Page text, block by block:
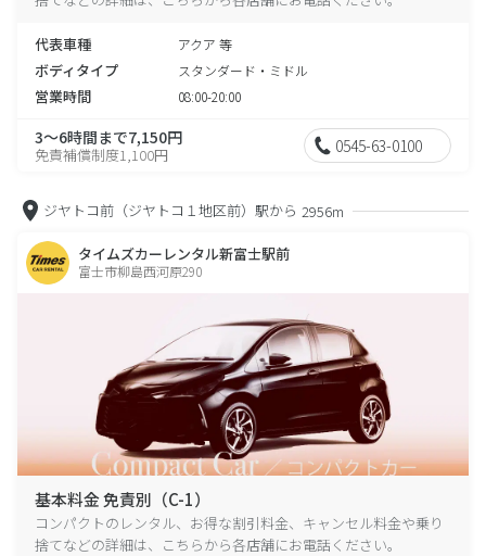
代表車種 アクア 等
ボディタイプ スタンダード・ミドル
営業時間 08:00-20:00
3～6時間まで7,150円
免責補償制度1,100円 0545-63-0100
ジヤトコ前（ジヤトコ１地区前）駅から 2956m
タイムズカーレンタル新富士駅前
富士市柳島西河原290
基本料金 免責別（C-1）
コンパクトのレンタル、お得な割引料金、キャンセル料金や乗り
捨てなどの詳細は、こちらから各店舗にお電話ください。